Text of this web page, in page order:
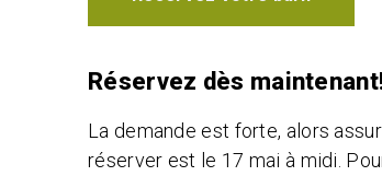
Réservez dès
La demande est forte, alors
réserver est le 17 mai à midi.